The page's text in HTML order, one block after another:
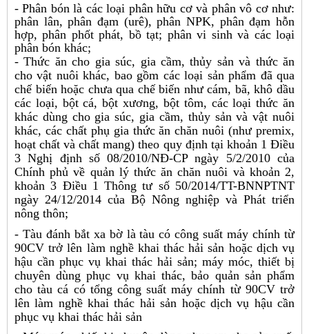
- Phân bón là các loại phân hữu cơ và phân vô cơ như:
phân lân, phân đạm (urê), phân NPK, phân đạm hỗn
hợp, phân phốt phát, bồ tạt; phân vi sinh và các loại
phân bón khác;
- Thức ăn cho gia súc, gia cầm, thủy sản và thức ăn
cho vật nuôi khác, bao gồm các loại sản phẩm đã qua
chế biến hoặc chưa qua chế biến như cám, bã, khô dầu
các loại, bột cá, bột xương, bột tôm, các loại thức ăn
khác dùng cho gia súc, gia cầm, thủy sản và vật nuôi
khác, các chất phụ gia thức ăn chăn nuôi (như premix,
hoạt chất và chất mang) theo quy định tại khoản 1 Điều
3 Nghị định số 08/2010/NĐ-CP ngày 5/2/2010 của
Chính phủ về quản lý thức ăn chăn nuôi và khoản 2,
khoản 3 Điều 1 Thông tư số 50/2014/TT-BNNPTNT
ngày 24/12/2014 của Bộ Nông nghiệp và Phát triển
nông thôn;
- Tàu đánh bắt xa bờ là tàu có công suất máy chính từ
90CV trở lên làm nghề khai thác hải sản hoặc dịch vụ
hậu cần phục vụ khai thác hải sản; máy móc, thiết bị
chuyên dùng phục vụ khai thác, bảo quản sản phẩm
cho tàu cá có tổng công suất máy chính từ 90CV trở
lên làm nghề khai thác hải sản hoặc dịch vụ hậu cần
phục vụ khai thác hải sản